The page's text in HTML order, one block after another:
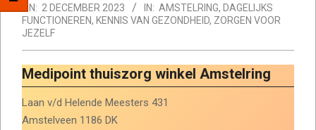
ON: 2 DECEMBER 2023 IN: AMSTELRING, DAGELIJKS
FUNCTIONEREN, KENNIS VAN GEZONDHEID, ZORGEN VOOR
JEZELF
Medipoint thuiszorg winkel Amstelring
Laan v/d Helende Meesters 431
Amstelveen 1186 DK